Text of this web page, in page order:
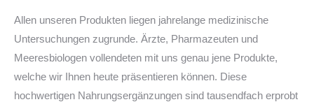
Allen unseren Produkten liegen jahrelange medizinische
Untersuchungen zugrunde. Ärzte, Pharmazeuten und
Meeresbiologen vollendeten mit uns genau jene Produkte,
welche wir Ihnen heute präsentieren können. Diese
hochwertigen Nahrungsergänzungen sind tausendfach erprobt